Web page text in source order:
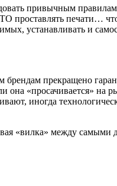
привычным
проставлять печати…
устанавливать и
прекращено
она «просачивается»
иногда
«вилка» между